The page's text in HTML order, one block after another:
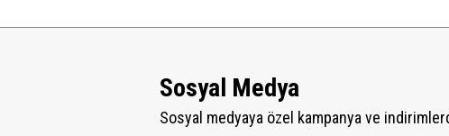
Sosyal Medya
Sosyal medyaya özel kampanya ve